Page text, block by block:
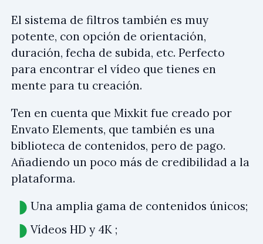
El sistema de filtros también es muy
potente, con opción de orientación,
duración, fecha de subida, etc. Perfecto
para encontrar el vídeo que tienes en
mente para tu creación.
Ten en cuenta que Mixkit fue creado por
Envato Elements, que también es una
biblioteca de contenidos, pero de pago.
Añadiendo un poco más de credibilidad a la
plataforma.
Una amplia gama de contenidos únicos;
Vídeos HD y 4K ;